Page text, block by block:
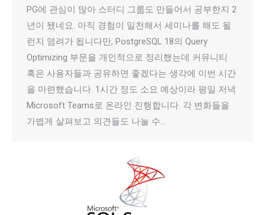
PG에 관심이 많아 스터디 그룹도 만들어서 공부한지 2
년이 됐네요. 아직 경험이 일천해서 세미나를 해도 될
런지 염려가 됩니다만, PostgreSQL 18의 Query
Optimizing 부문을 개인적으로 정리했는데 커뮤니티
혹은 사용자들과 공유하면 좋겠다는 생각에 이번 시간
을 마련했습니다. 1시간 정도 소요 예상이라 평일 저녁
Microsoft Teams로 온라인 진행합니다. 각 변화들을
가볍게 살펴보고 의견들도 나눌 수…